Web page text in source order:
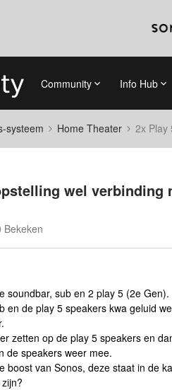
Community Info Hub
systeem Home Theater 2x Play
wel verbinding
Bekeken
soundbar, sub en 2 play 5 (2e Gen).
en de play 5 speakers kwa geluid
zetten op de play 5 speakers en
de speakers weer mee.
boost van Sonos, deze staat in de